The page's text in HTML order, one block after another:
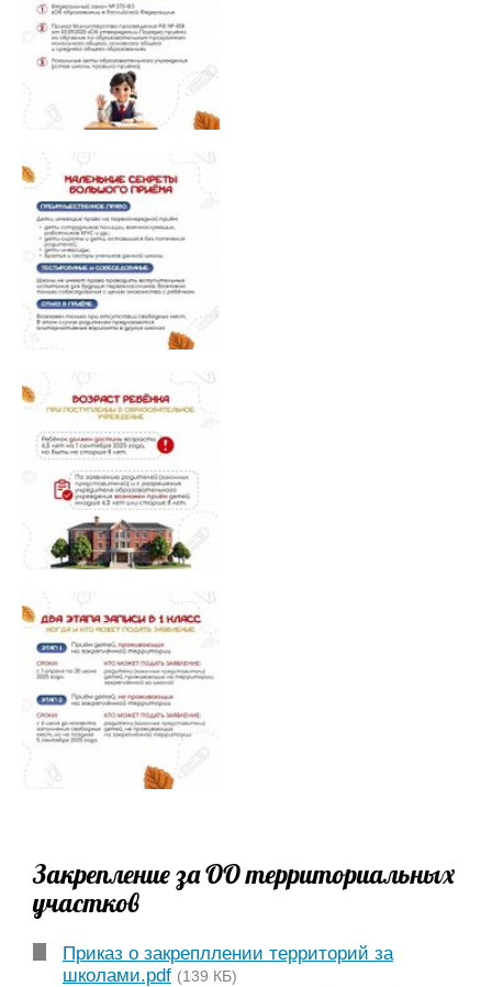
Закрепление за ОО территориальных
участков
Приказ о закрепллении территорий за
школами.pdf (139 КБ)